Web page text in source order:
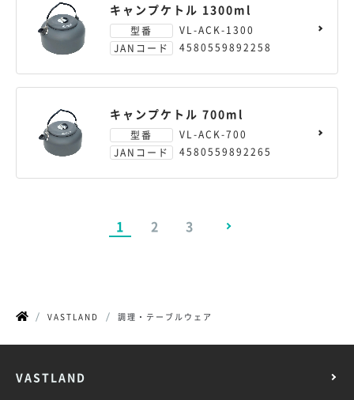
キャンプケトル 1300ml
型番
VL-ACK-1300
JANコード
4580559892258
キャンプケトル 700ml
型番
VL-ACK-700
JANコード
4580559892265
1 2 3 >
VASTLAND 調理・テーブルウェア
VASTLAND